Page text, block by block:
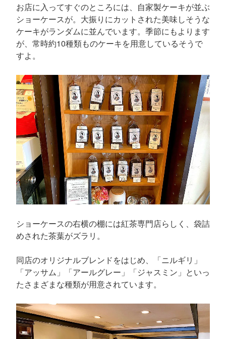
お店に入ってすぐのところには、自家製ケーキが並ぶ
ショーケースが。大振りにカットされた美味しそうな
ケーキがランダムに並んでいます。季節にもよります
が、常時約10種類ものケーキを用意しているそうで
すよ。
ショーケースの右横の棚には紅茶専門店らしく、袋詰
めされた茶葉がズラリ。
同店のオリジナルブレンドをはじめ、「ニルギリ」
「アッサム」「アールグレー」「ジャスミン」といっ
たさまざまな種類が用意されています。